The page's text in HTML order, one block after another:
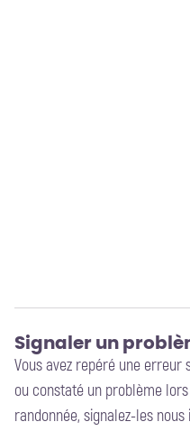
Signaler un
Vous avez repéré une erreur
ou constaté un problème
randonnée, signalez-les nous